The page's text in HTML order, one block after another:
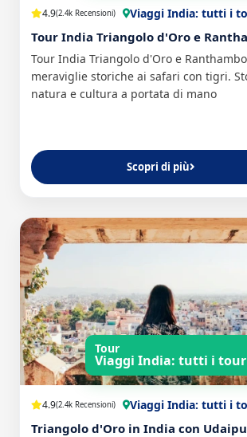
4.9(2.4k Recensioni) Viaggi India: tutti i
Tour India Triangolo d'Oro e
Tour India Triangolo d'Oro e
meraviglie storiche ai safari con tigri.
natura e cultura a portata di mano
Scopri di più
Tour
Viaggi India: tutti i
4.9(2.4k Recensioni) Viaggi India: tutti i
Triangolo d'Oro in India con